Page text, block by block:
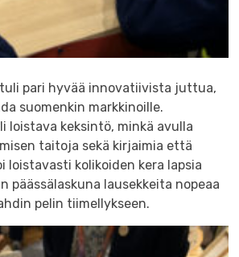
pari hyvää innovatiivista juttua,
suomenkin markkinoille.
loistava keksintö, minkä avulla
taitoja sekä kirjaimia että
loistavasti kolikoiden kera lapsia
päässälaskuna lausekkeita nopeaa
pelin tiimellykseen.